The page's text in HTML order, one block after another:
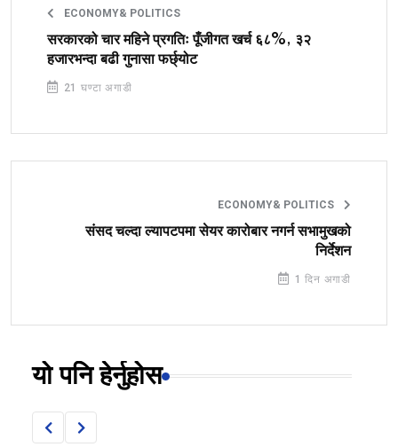
ECONOMY& POLITICS
सरकारको चार महिने प्रगतिः पूँजीगत खर्च ६८%, ३२
हजारभन्दा बढी गुनासा फर्छ्योट
21 घण्टा अगाडी
ECONOMY& POLITICS
संसद चल्दा ल्यापटपमा सेयर कारोबार नगर्न सभामुखको
निर्देशन
1 दिन अगाडी
यो पनि हेर्नुहोस